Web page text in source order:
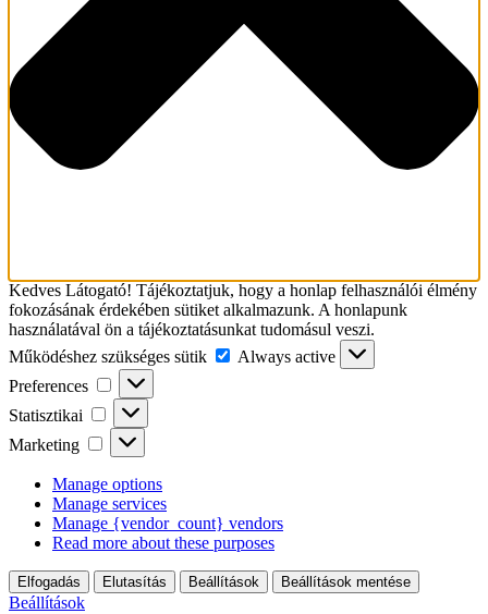
Kedves Látogató! Tájékoztatjuk, hogy a honlap felhasználói élmény
fokozásának érdekében sütiket alkalmazunk. A honlapunk
használatával ön a tájékoztatásunkat tudomásul veszi.
Működéshez szükséges sütik
Működéshez
szükséges
Always active
Preferences
Preferences
Statisztikai Statisztikai
Marketing Marketing
Manage options
Manage services
Manage {vendor_count} vendors
Read more about these purposes
Elfogadás Elutasítás Beállítások Beállítások mentése
Beállítások